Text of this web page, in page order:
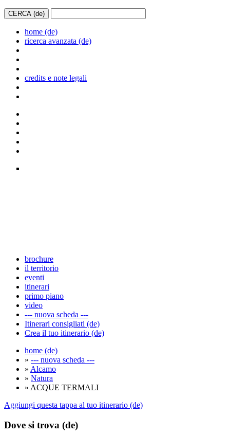
home (de)
ricerca avanzata (de)
credits e note legali
brochure
il territorio
eventi
itinerari
primo piano
video
--- nuova scheda ---
Itinerari consigliati (de)
Crea il tuo itinerario (de)
home (de)
» --- nuova scheda ---
» Alcamo
» Natura
» ACQUE TERMALI
Aggiungi questa tappa al tuo itinerario (de)
Dove si trova (de)